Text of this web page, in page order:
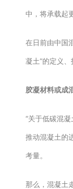
中，将承载起
在日前由中国
凝土”的定义
胶凝材料或成
“关于低碳混
推动混凝土的
考量。
那么，混凝土